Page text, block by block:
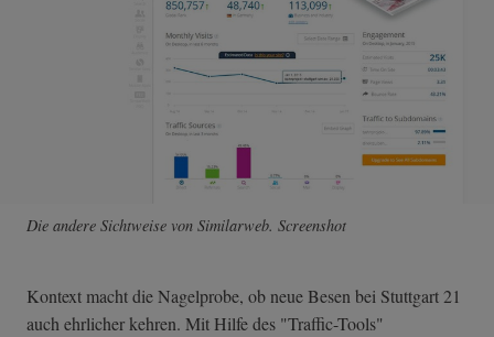
Die andere Sichtweise von Similarweb. Screenshot
Kontext macht die Nagelprobe, ob neue Besen bei Stuttgart 21
auch ehrlicher kehren. Mit Hilfe des "Traffic-Tools"